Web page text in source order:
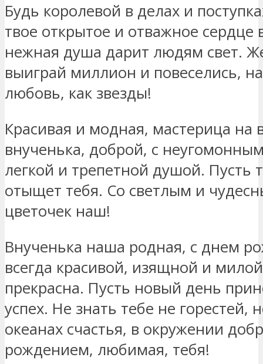
Будь королевой в делах и
твое открытое и отважное сердце
нежная душа дарит людям свет.
выиграй миллион и повеселись,
любовь, как звезды!
Красивая и модная, мастерица на
внученька, доброй, с
легкой и трепетной душой. Пусть
отыщет тебя. Со светлым и
цветочек наш!
Внученька наша родная, с днем
всегда красивой, изящной и
прекрасна. Пусть новый день
успех. Не знать тебе не горестей,
океанах счастья, в окружении
рождением, любимая, тебя!